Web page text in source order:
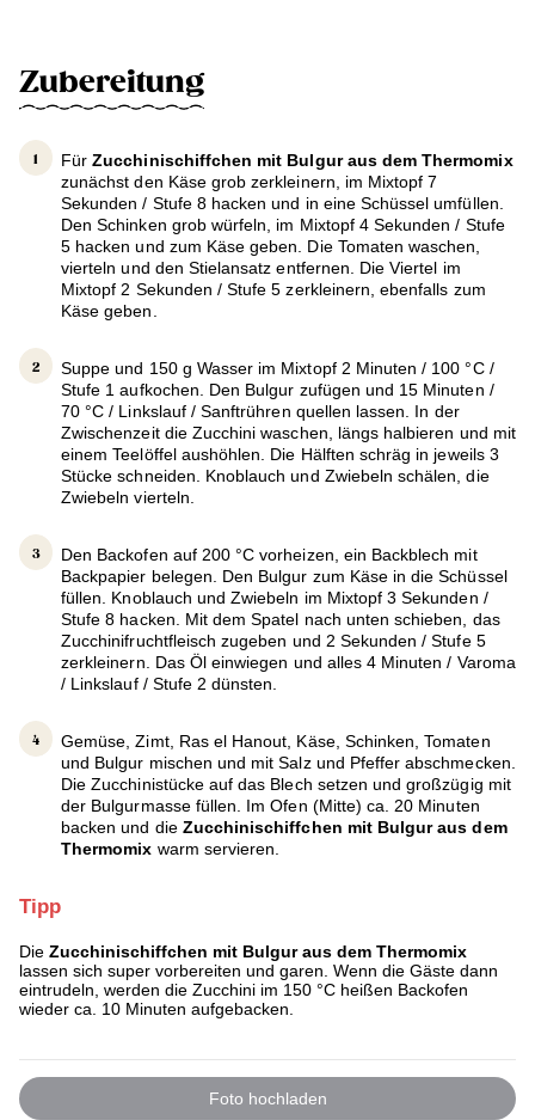
Zubereitung
FürZucchinischiffchen mit Bulgur aus dem Thermomix
zunächst den Käse grob zerkleinern, im Mixtopf 7
Sekunden / Stufe 8 hacken und in eine Schüssel umfüllen.
Den Schinken grob würfeln, im Mixtopf 4 Sekunden / Stufe
5 hacken und zum Käse geben. Die Tomaten waschen,
vierteln und den Stielansatz entfernen. Die Viertel im
Mixtopf 2 Sekunden / Stufe 5 zerkleinern, ebenfalls zum
Käse geben.
Suppe und 150 g Wasser im Mixtopf 2 Minuten / 100 °C /
Stufe 1 aufkochen. Den Bulgur zufügen und 15 Minuten /
70 °C / Linkslauf / Sanftrühren quellen lassen. In der
Zwischenzeit die Zucchini waschen, längs halbieren und mit
einem Teelöffel aushöhlen. Die Hälften schräg in jeweils 3
Stücke schneiden. Knoblauch und Zwiebeln schälen, die
Zwiebeln vierteln.
Den Backofen auf 200 °C vorheizen, ein Backblech mit
Backpapier belegen. Den Bulgur zum Käse in die Schüssel
füllen. Knoblauch und Zwiebeln im Mixtopf 3 Sekunden /
Stufe 8 hacken. Mit dem Spatel nach unten schieben, das
Zucchinifruchtfleisch zugeben und 2 Sekunden / Stufe 5
zerkleinern. Das Öl einwiegen und alles 4 Minuten / Varoma
/ Linkslauf / Stufe 2 dünsten.
Gemüse, Zimt, Ras el Hanout, Käse, Schinken, Tomaten
und Bulgur mischen und mit Salz und Pfeffer abschmecken.
Die Zucchinistücke auf das Blech setzen und großzügig mit
der Bulgurmasse füllen. Im Ofen (Mitte) ca. 20 Minuten
backen und die Zucchinischiffchen mit Bulgur aus dem
Thermomix warm servieren.
Tipp
Die Zucchinischiffchen mit Bulgur aus dem Thermomix
lassen sich super vorbereiten und garen. Wenn die Gäste dann
eintrudeln, werden die Zucchini im 150 °C heißen Backofen
wieder ca. 10 Minuten aufgebacken.
Foto hochladen